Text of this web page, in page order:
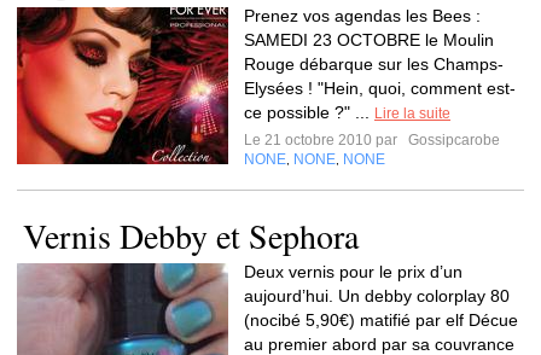
Prenez vos agendas les Bees :
SAMEDI 23 OCTOBRE le Moulin
Rouge débarque sur les Champs-
Elysées ! "Hein, quoi, comment est-
ce possible ?" ...
Lire la suite
Le 21 octobre 2010 par
Gossipcarobe
NONE NONE NONE
Vernis Debby et Sephora
Deux vernis pour le prix d’un
aujourd’hui. Un debby colorplay 80
(nocibé 5,90€) matifié par elf Décue
au premier abord par sa couvrance